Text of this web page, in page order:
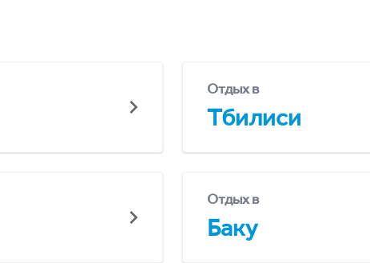
Отдых в
Тбилиси
Отдых в
Баку